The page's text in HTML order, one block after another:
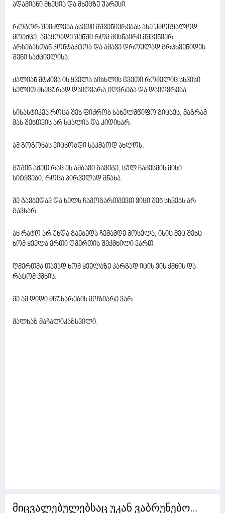
ადამიანი მხეცია და მხეცზე უარესი.
როგორ შეიძლება ასეთი მშვენიერებას ასე უმოწყალოდ
მოექცე, ამაყობდე შენში რომ მისნაირი მშვენიერ
არსებასთან კონტაკტობ და ამავე დროულად გრცხვენიდეს
შენი საქციელისა.
ძალიან მტკივა ის ყველა სისხლის წვეთი რომელიც სხვისი
ხელით მხეცურად დაიღვარა,იღვრება და დაიღვრება.
სისასტიკეა როცა შენ ფიქრობ სახელმწიფო გიცავს, მაგრამ
მას შენთვის არ სცალია და კიდიხარ.
ამ გოგონას ვიცნობდი საკმაოდ ახლოს,
გუშინ აქეთ რაც ეს ამბავი გავიგე, სულ ჩამესმის მისი
სიტყვები, როცა პირველად მნახა.
მე გავბედავ და ხელს ჩამოგართმევთ ვიცი შენ სხვებს არ
გავხარ.
ან რატო არ უნდა გაებედა ჩემამდე მოსვლა, ისიც მეც შენც
ხომ ყველა ერთი ღმერთის შექმნილი ვართ.
ღმერთმა თავად ხომ ყველაზე კარგად იცის ვის ქმნის და
რატომ ქმნის.
მე ამ დიდი მწუხარების მოზიარე ვარ.
მალხაზ მაჩალიკაზსვილი.
მიცვალებულებსაც უკან ვაბრუნებო...